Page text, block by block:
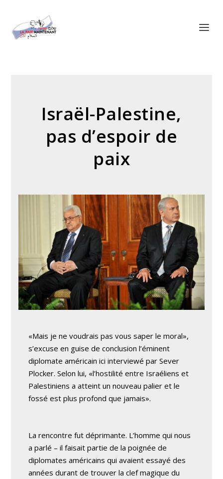
Israël-Palestine,
pas d’espoir de
paix
«Mais je ne voudrais pas vous saper le moral»,
s’excuse en guise de conclusion l’éminent
diplomate américain ici interviewé par Sever
Plocker. Selon lui, «l’hostilité entre Israéliens et
Palestiniens a atteint un nouveau palier et le
fossé est plus profond que jamais».
La rencontre fut déprimante. L’homme qui nous
a parlé – il faisait partie de la poignée de
diplomates américains qui avaient essayé des
années durant de trouver la clef magique du